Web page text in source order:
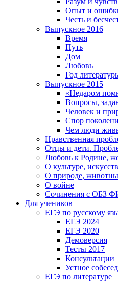
Опыт и
Честь и
Выпускное 2016
Время
Путь
Дом
Любовь
Год
Выпускное 2015
«Недаром
Вопросы,
Человек и
Спор
Чем люди
Нравственная
Отцы и дети.
Любовь к Родине,
О культуре,
О природе,
О войне
Сочинения с ОБЗ
Для учеников
ЕГЭ по русскому
ЕГЭ 2024
ЕГЭ 2020
Демоверсия
Тесты 2017
Консультации
Устное
ЕГЭ по литературе